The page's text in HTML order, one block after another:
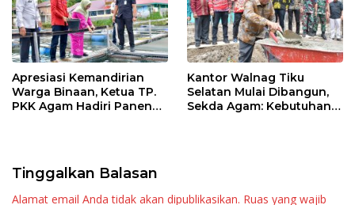
Apresiasi Kemandirian
Warga Binaan, Ketua TP.
PKK Agam Hadiri Panen
Kantor Walnag Tiku
Selatan Mulai Dibangun,
Sekda Agam: Kebutuhan
Tinggalkan Balasan
Alamat email Anda tidak akan dipublikasikan. Ruas yang wajib